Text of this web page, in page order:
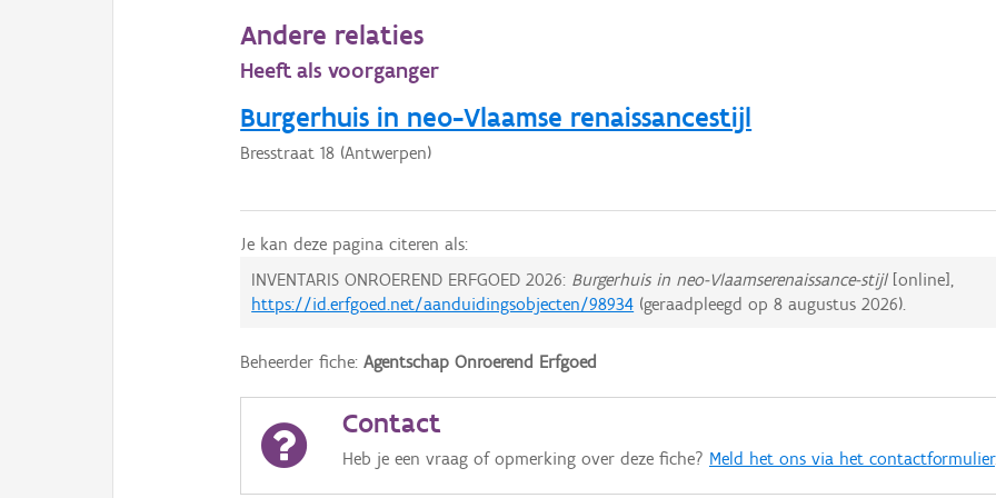
Andere relaties
Heeft als voorganger
Burgerhuis in neo-Vlaamse renaissancestijl
Bresstraat 18 (Antwerpen)
Je kan deze pagina citeren als:
INVENTARIS ONROEREND ERFGOED 2026: Burgerhuis in neo-Vlaamserenaissance-stijl[online],
https://id.erfgoed.net/aanduidingsobjecten/98934 (geraadpleegd op8 augustus 2026).
Beheerder fiche:Agentschap Onroerend Erfgoed
Contact
Heb je een vraag of opmerking over deze fiche? Meld het ons via het contactformulier